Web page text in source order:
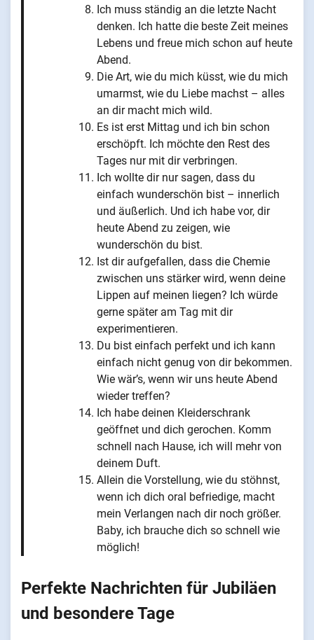
Ich muss ständig an die letzte Nacht
denken. Ich hatte die beste Zeit meines
Lebens und freue mich schon auf heute
Abend.
Die Art, wie du mich küsst, wie du mich
umarmst, wie du Liebe machst – alles
an dir macht mich wild.
Es ist erst Mittag und ich bin schon
erschöpft. Ich möchte den Rest des
Tages nur mit dir verbringen.
Ich wollte dir nur sagen, dass du
einfach wunderschön bist – innerlich
und äußerlich. Und ich habe vor, dir
heute Abend zu zeigen, wie
wunderschön du bist.
Ist dir aufgefallen, dass die Chemie
zwischen uns stärker wird, wenn deine
Lippen auf meinen liegen? Ich würde
gerne später am Tag mit dir
experimentieren.
Du bist einfach perfekt und ich kann
einfach nicht genug von dir bekommen.
Wie wär’s, wenn wir uns heute Abend
wieder treffen?
Ich habe deinen Kleiderschrank
geöffnet und dich gerochen. Komm
schnell nach Hause, ich will mehr von
deinem Duft.
Allein die Vorstellung, wie du stöhnst,
wenn ich dich oral befriedige, macht
mein Verlangen nach dir noch größer.
Baby, ich brauche dich so schnell wie
möglich!
Perfekte Nachrichten für Jubiläen
und besondere Tage